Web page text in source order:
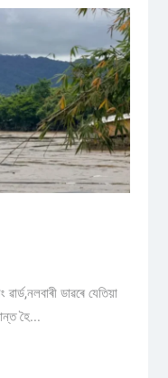
ডাৱৰে যেতিয়া
হৈ...